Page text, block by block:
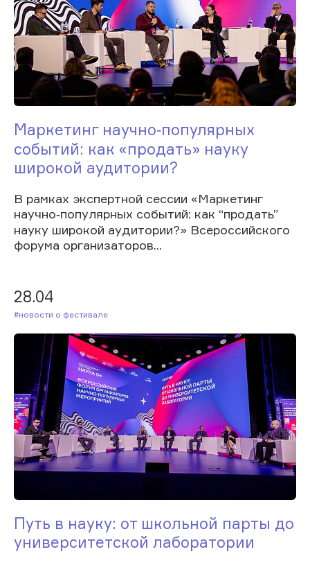
Маркетинг научно‑популярных
событий: как «продать» науку
широкой аудитории?
В рамках экспертной сессии «Маркетинг
научно‑популярных событий: как “продать”
науку широкой аудитории?» Всероссийского
форума организаторов...
28.04
#Новости о фестивале
Путь в науку: от школьной парты до
университетской лаборатории